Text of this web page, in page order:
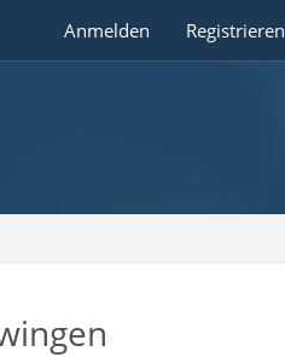
Anmelden Registrieren